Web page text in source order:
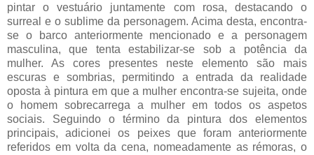
pintar o vestuário juntamente com rosa, destacando o
surreal e o sublime da personagem. Acima desta, encontra-
se o barco anteriormente mencionado e a personagem
masculina, que tenta estabilizar-se sob a potência da
mulher. As cores presentes neste elemento são mais
escuras e sombrias, permitindo a entrada da realidade
oposta à pintura em que a mulher encontra-se sujeita, onde
o homem sobrecarrega a mulher em todos os aspetos
sociais. Seguindo o término da pintura dos elementos
principais, adicionei os peixes que foram anteriormente
referidos em volta da cena, nomeadamente as rémoras, o